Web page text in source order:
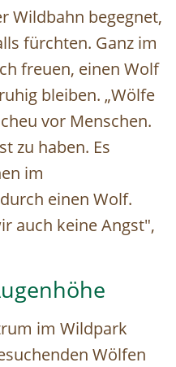
Wildbahn begegnet,
fürchten. Ganz im
freuen, einen Wolf
bleiben. „Wölfe
vor Menschen.
zu haben. Es
im
einen Wolf.
auch keine Angst",
im Wildpark
Wölfen